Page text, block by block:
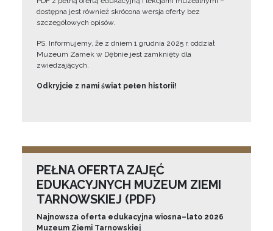
dostępna jest również skrócona wersja oferty bez
szczegółowych opisów.
PS. Informujemy, że z dniem 1 grudnia 2025 r. oddział
Muzeum Zamek w Dębnie jest zamknięty dla
zwiedzających.
Odkryjcie z nami świat pełen historii!
PEŁNA OFERTA ZAJĘĆ
EDUKACYJNYCH MUZEUM ZIEMI
TARNOWSKIEJ (PDF)
Najnowsza oferta edukacyjna wiosna–lato 2026
Muzeum Ziemi Tarnowskiej